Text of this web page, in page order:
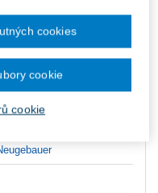
cookie
cookies
cookie